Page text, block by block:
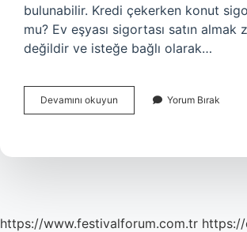
bulunabilir. Kredi çekerken konut
mu? Ev eşyası sigortası satın almak
değildir ve isteğe bağlı olarak…
Devamını okuyun
Çekerken
Zorunlu
Yorum Bırak
https://www.festivalforum.com.tr https://